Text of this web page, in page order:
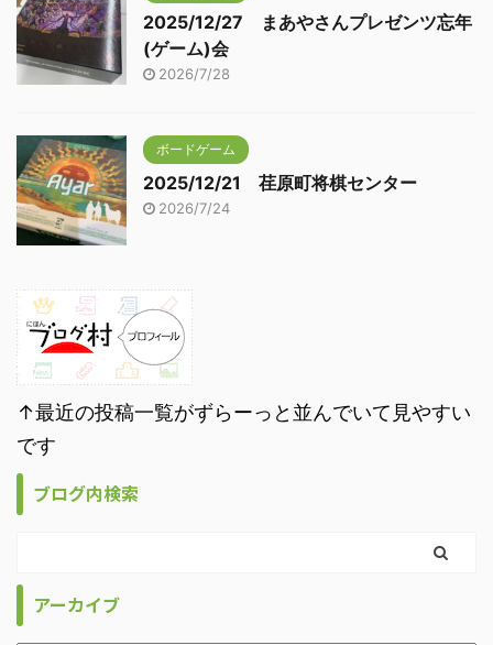
2025/12/27 まあやさんプレゼンツ忘年
(ゲーム)会
2026/7/28
ボードゲーム
2025/12/21 荏原町将棋センター
2026/7/24
↑最近の投稿一覧がずらーっと並んでいて見やすい
です
ブログ内検索
アーカイブ